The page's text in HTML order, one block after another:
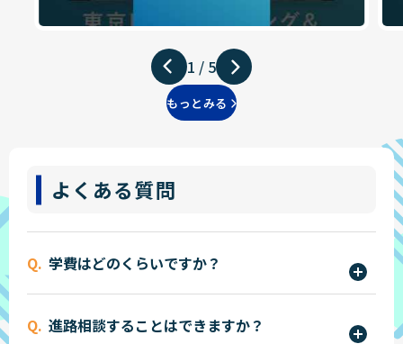
1 / 5
もっとみる
よくある質問
学費はどのくらいですか？
金・授業料・実習費などを含めた年間費用を明確
進路相談することはできますか？